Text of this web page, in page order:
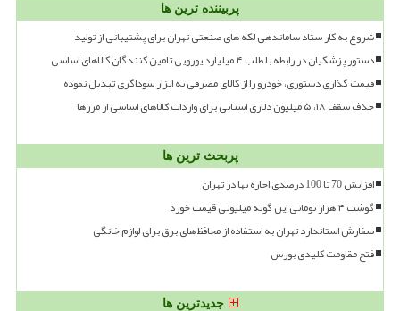
پربیننده ترین ها
شروع به کار ستاد ساماندهی لکه های صنعتی تهران برای پشتیبانی از تولید
دستور پزشکیان در رابطه با طلب ۴ میلیارد یورویی تامین کنندگان کالاهای اساسی
قیمت گذاری دستوری، خودرو را از کالای مصرفی به ابزار سوداگری تبدیل نموده
حذف سقف ۱۸، ۵ میلیون دلاری استانی برای واردات کالاهای اساسی از مرزها
پربحث ترین ها
افزایش 70 تا 100 درصدی اجاره بها در تهران
گوشت ۴ هزار تومانی این گونه میلیونی قیمت خورد
سفارش استاندارد تهران به استفاده از محافظ های برق برای لوازم خانگی
فتح مقاومت کلیدی بورس
جدیدترین ها